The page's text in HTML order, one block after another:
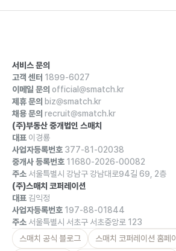
서비스 문의
고객 센터 1899-6027
이메일 문의 official@smatch.kr
제휴 문의 biz@smatch.kr
채용 문의 recruit@smatch.kr
(주)부동산 중개법인 스매치
대표 이경룡
사업자등록번호 377-81-02038
중개사 등록번호 11680-2026-00082
주소 서울특별시 강남구 강남대로94길 69, 2층
(주)스매치 코퍼레이션
대표 김익정
사업자등록번호 197-88-01844
주소 서울특별시 서초구 서초중앙로 123
스매치 공식 블로그
스매치 코퍼레이션 홈페